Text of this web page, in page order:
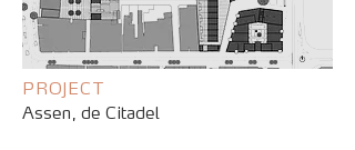
PROJECT
Assen, de Citadel